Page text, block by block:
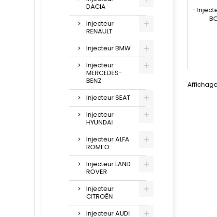
DACIA
Injecteur
RENAULT
Injecteur BMW
Injecteur
MERCEDES-
BENZ
Injecteur SEAT
Injecteur
HYUNDAI
Injecteur ALFA
ROMEO
Injecteur LAND
ROVER
Injecteur
CITROËN
Injecteur AUDI
-
110
147 ,
- Pour